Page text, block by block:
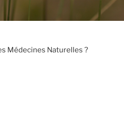
Médecines Naturelles ?